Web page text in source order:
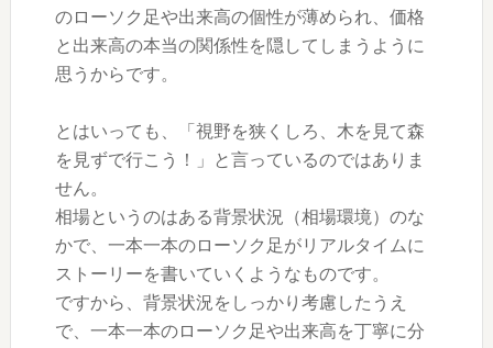
のローソク足や出来高の個性が薄められ、価格
と出来高の本当の関係性を隠してしまうように
思うからです。
とはいっても、「視野を狭くしろ、木を見て森
を見ずで行こう！」と言っているのではありま
せん。
相場というのはある背景状況（相場環境）のな
かで、一本一本のローソク足がリアルタイムに
ストーリーを書いていくようなものです。
ですから、背景状況をしっかり考慮したうえ
で、一本一本のローソク足や出来高を丁寧に分